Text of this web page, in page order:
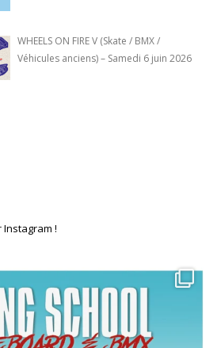
WHEELS ON FIRE V (Skate / BMX /
Véhicules anciens) – Samedi 6 juin 2026
!